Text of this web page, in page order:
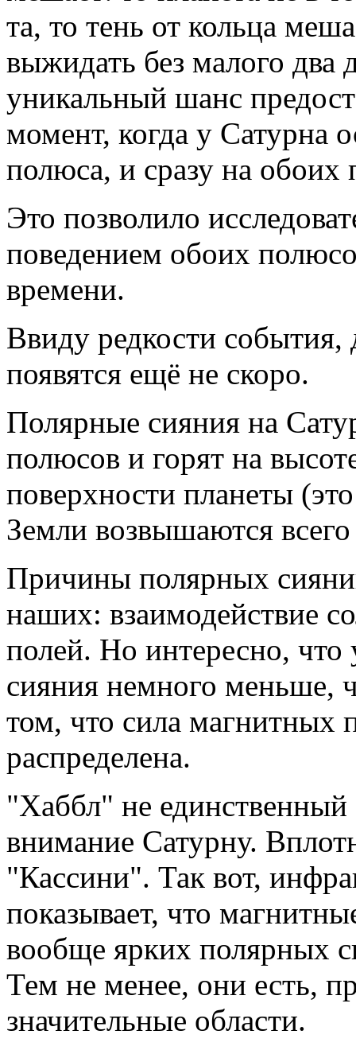
та, то тень от кольца
выжидать без малого два
уникальный шанс
момент, когда у Сатурна
полюса, и сразу на обоих
Это позволило
поведением обоих
времени.
Ввиду редкости
появятся ещё не скоро.
Полярные сияния на
полюсов и горят на
поверхности планеты
Земли возвышаются
Причины полярных
наших: взаимодействие
полей. Но интересно, что
сияния немного меньше,
том, что сила магнитных
распределена.
"Хаббл" не единственный
внимание Сатурну.
"Кассини". Так вот,
показывает, что
вообще ярких полярных
Тем не менее, они есть,
значительные области.